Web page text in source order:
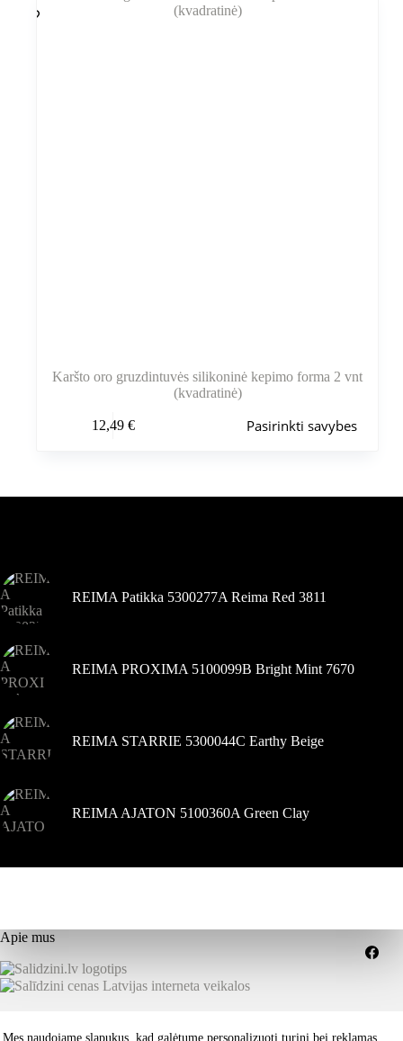
Mes naudojame slapukus, kad galėtume personalizuoti turinį bei reklamas
Karšto oro gruzdintuvės silikoninė kepimo forma 2 vnt
(kvadratinė)
12,49 € Pasirinkti savybes
Variantus
REIMA Patikka 5300277A Reima Red 3811
REIMA PROXIMA 5100099B Bright Mint 7670
REIMA STARRIE 5300044C Earthy Beige
REIMA AJATON 5100360A Green Clay
Apie mus